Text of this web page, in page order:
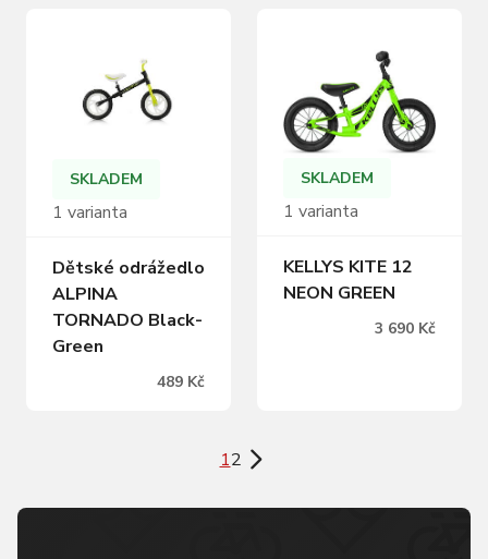
SKLADEM
1 varianta
Dětské odrážedlo
ALPINA
TORNADO Black-
Green
489 Kč
SKLADEM
1 varianta
KELLYS KITE 12
NEON GREEN
3 690 Kč
12